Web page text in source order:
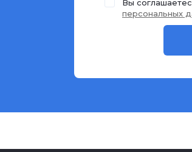
Вы
персональных